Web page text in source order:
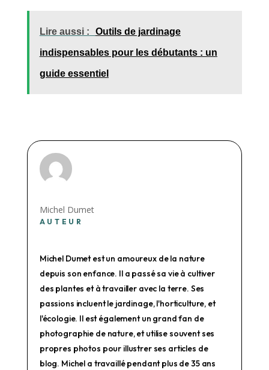
Lire aussi : Outils de jardinage
indispensables pour les débutants : un
guide essentiel
Michel Dumet
AUTEUR
Michel Dumet est un amoureux de la nature
depuis son enfance. Il a passé sa vie à cultiver
des plantes et à travailler avec la terre. Ses
passions incluent le jardinage, l'horticulture, et
l'écologie. Il est également un grand fan de
photographie de nature, et utilise souvent ses
propres photos pour illustrer ses articles de
blog. Michel a travaillé pendant plus de 35 ans